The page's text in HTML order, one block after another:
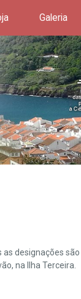
Galeria
designações
na Ilha Terceira.